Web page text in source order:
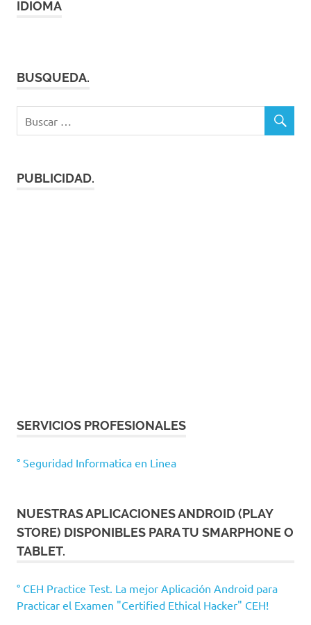
IDIOMA
BUSQUEDA.
PUBLICIDAD.
SERVICIOS PROFESIONALES
° Seguridad Informatica en Linea
NUESTRAS APLICACIONES ANDROID (PLAY
STORE) DISPONIBLES PARA TU SMARPHONE O
TABLET.
° CEH Practice Test. La mejor Aplicación Android para
Practicar el Examen "Certified Ethical Hacker" CEH!